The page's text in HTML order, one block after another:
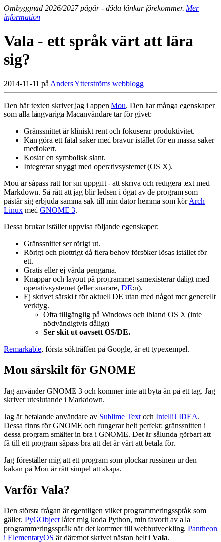
Ombyggnad 2026/2027 pågår - döda länkar förekommer. Mer
information
Vala - ett språk värt att lära
sig?
2014-11-11 på Anders Ytterströms webblogg
Den här texten skriver jag i appen Mou. Den har många egenskaper
som alla långvariga Macanvändare tar för givet:
Gränssnittet är kliniskt rent och fokuserar produktivitet.
Kan göra ett fåtal saker med bravur istället för en massa saker
mediokert.
Kostar en symbolisk slant.
Integrerar snyggt med operativsystemet (OS X).
Mou är såpass rätt för sin uppgift - att skriva och redigera text med
Markdown. Så rätt att jag blir ledsen i ögat av de program som
påstår sig erbjuda samma sak till min dator hemma som körArch
Linux med GNOME 3.
Dessa brukar istället uppvisa följande egenskaper:
Gränssnittet ser rörigt ut.
Rörigt och plottrigt då flera behov försöker lösas istället för
ett.
Gratis eller ej värda pengarna.
Knappar och layout på programmet samexisterar dåligt med
operativsystemet (eller snarare, DE:n).
Ej skrivet särskilt för aktuell DE utan med något mer generellt
verktyg.
Ofta tillgänglig på Windows och ibland OS X (inte
nödvändigtvis dåligt).
Ser skit ut oavsett OS/DE.
Remarkable, första sökträffen på Google, är ett typexempel.
Mou särskilt för GNOME
Jag använder GNOME 3 och kommer inte att byta än på ett tag. Jag
skriver uteslutande i Markdown.
Jag är betalande användare av Sublime Text och IntelliJ IDEA.
Dessa finns för GNOME och fungerar helt perfekt: gränssnitten i
dessa program smälter in bra i GNOME. Det är sålunda görbart att
få till ett program såpass bra att det är värt att betala för.
Jag föreställer mig att ett program som plockar russinen ur den
kakan på Mou är rätt simpel att skapa.
Varför Vala?
Den största frågan är egentligen vilket programmeringsspråk som
gäller. PyGObject låter mig koda Python, min favorit av alla
programmeringsspråk när det kommer till webbutveckling. Pantheon
i ElementaryOS är däremot skrivet nästan helt i Vala.